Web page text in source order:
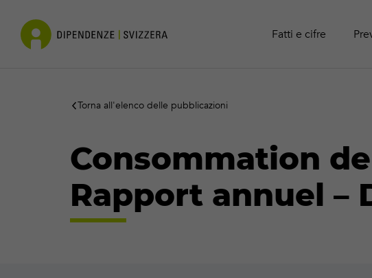
Fatti e cifre
Cocaina
Contatto
Torna all'elenco delle pubblicazioni
Consommation
Rapport annuel –